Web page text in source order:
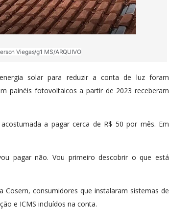
Viegas/g1 MS/ARQUIVO
solar para reduzir a conta de luz foram
painéis fotovoltaicos a partir de 2023 receberam
a pagar cerca de R$ 50 por mês. Em
pagar não. Vou primeiro descobrir o que está
consumidores que instalaram sistemas de
e ICMS incluídos na conta.